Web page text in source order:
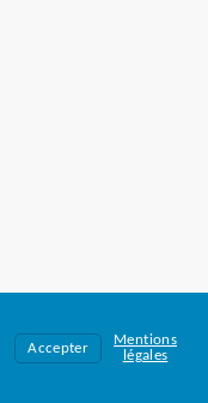
Accepter
Mentions
légales